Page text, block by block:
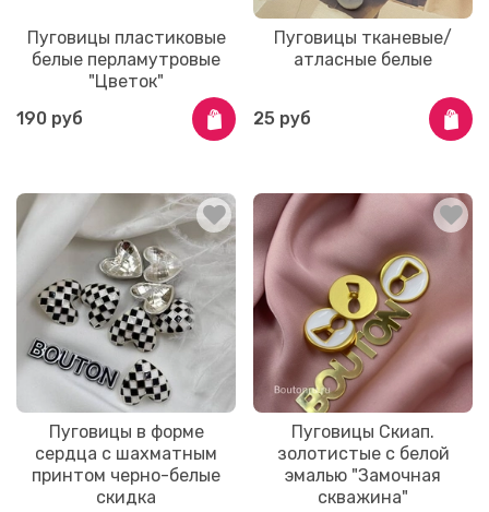
Пуговицы пластиковые
белые перламутровые
"Цветок"
190 руб
Пуговицы тканевые/
атласные белые
25 руб
Пуговицы в форме
сердца с шахматным
принтом черно-белые
скидка
Пуговицы Скиап.
золотистые с белой
эмалью "Замочная
скважина"